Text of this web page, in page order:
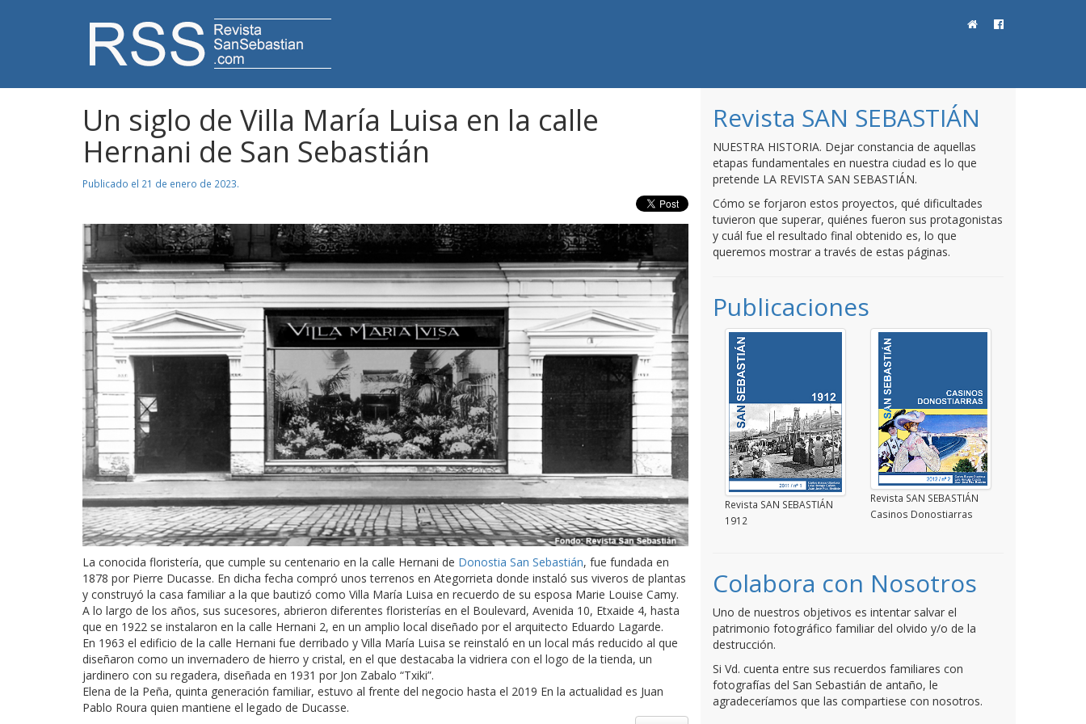
RevistaSanSebastian.com
Un siglo de Villa María Luisa en la calle
Hernani de San Sebastián
Publicado el 21 de enero de 2023.
La conocida floristería, que cumple su centenario en la calle Hernani de Donostia San Sebastián, fue fundada en
1878 por Pierre Ducasse. En dicha fecha compró unos terrenos en Ategorrieta donde instaló sus viveros de plantas
y construyó la casa familiar a la que bautizó como Villa María Luisa en recuerdo de su esposa Marie Louise Camy.
A lo largo de los años, sus sucesores, abrieron diferentes floristerías en el Boulevard, Avenida 10, Etxaide 4, hasta
que en 1922 se instalaron en la calle Hernani 2, en un amplio local diseñado por el arquitecto Eduardo Lagarde.
En 1963 el edificio de la calle Hernani fue derribado y Villa María Luisa se reinstaló en un local más reducido al que
diseñaron como un invernadero de hierro y cristal, en el que destacaba la vidriera con el logo de la tienda, un
jardinero con su regadera, diseñada en 1931 por Jon Zabalo “Txiki”.
Elena de la Peña, quinta generación familiar, estuvo al frente del negocio hasta el 2019 En la actualidad es Juan
Pablo Roura quien mantiene el legado de Ducasse.
Revista SAN SEBASTIÁN
NUESTRA HISTORIA. Dejar constancia de aquellas
etapas fundamentales en nuestra ciudad es lo que
pretende LA REVISTA SAN SEBASTIÁN.
Cómo se forjaron estos proyectos, qué dificultades
tuvieron que superar, quiénes fueron sus protagonistas
y cuál fue el resultado final obtenido es, lo que
queremos mostrar a través de estas páginas.
Publicaciones
Revista SAN SEBASTIÁN
1912
Revista SAN SEBASTIÁN
Casinos Donostiarras
Colabora con Nosotros
Uno de nuestros objetivos es intentar salvar el
patrimonio fotográfico familiar del olvido y/o de la
destrucción.
Si Vd. cuenta entre sus recuerdos familiares con
fotografías del San Sebastián de antaño, le
agradeceríamos que las compartiese con nosotros.